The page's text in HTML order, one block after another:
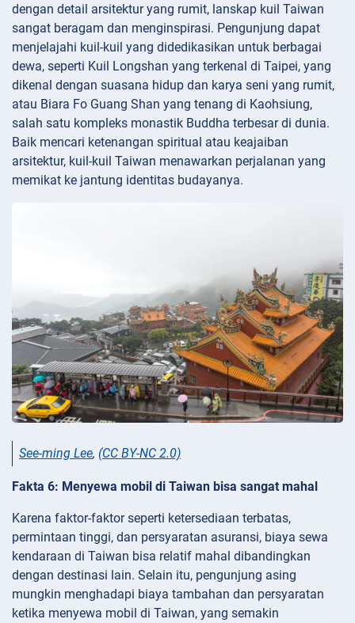
dengan detail arsitektur yang rumit, lanskap kuil Taiwan
sangat beragam dan menginspirasi. Pengunjung dapat
menjelajahi kuil-kuil yang didedikasikan untuk berbagai
dewa, seperti Kuil Longshan yang terkenal di Taipei, yang
dikenal dengan suasana hidup dan karya seni yang rumit,
atau Biara Fo Guang Shan yang tenang di Kaohsiung,
salah satu kompleks monastik Buddha terbesar di dunia.
Baik mencari ketenangan spiritual atau keajaiban
arsitektur, kuil-kuil Taiwan menawarkan perjalanan yang
memikat ke jantung identitas budayanya.
See-ming Lee, (CC BY-NC 2.0)
Fakta 6: Menyewa mobil di Taiwan bisa sangat mahal
Karena faktor-faktor seperti ketersediaan terbatas,
permintaan tinggi, dan persyaratan asuransi, biaya sewa
kendaraan di Taiwan bisa relatif mahal dibandingkan
dengan destinasi lain. Selain itu, pengunjung asing
mungkin menghadapi biaya tambahan dan persyaratan
ketika menyewa mobil di Taiwan, yang semakin